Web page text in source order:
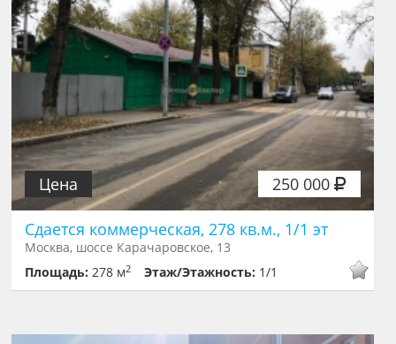
250 000
Цена
Сдается коммерческая, 278 кв.м., 1/1 эт
Москва, шоссе Карачаровское, 13
Площадь:278 м2 Этаж/Этажность: 1/1